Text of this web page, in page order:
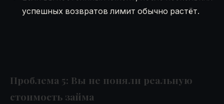
успешных возвратов лимит обычно растёт.
Проблема 5: Вы не поняли реальную
стоимость займа